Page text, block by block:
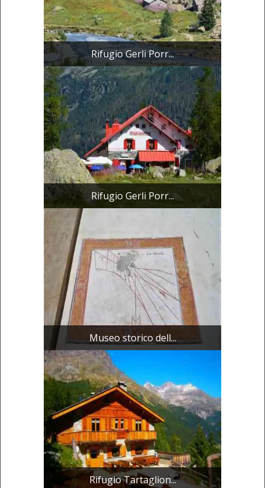
Rifugio Gerli Porr...
Rifugio Gerli Porr...
Museo storico dell...
Rifugio Tartaglion...